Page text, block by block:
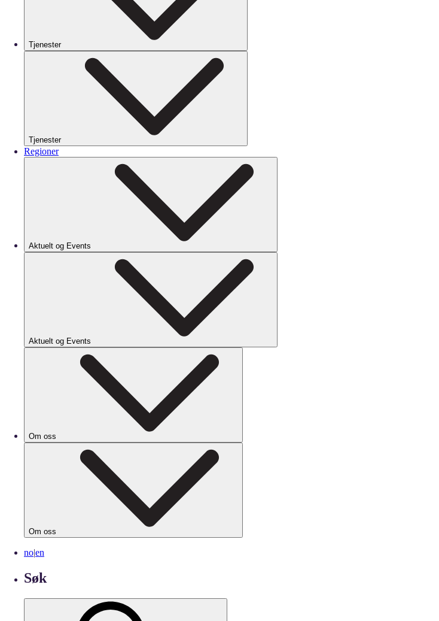
Tjenester
Tjenester
Regioner
Aktuelt og Events
Aktuelt og Events
Om oss
Om oss
no|en
Søk